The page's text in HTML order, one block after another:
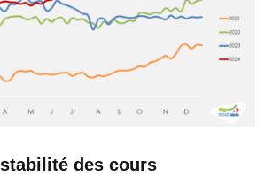
des cours